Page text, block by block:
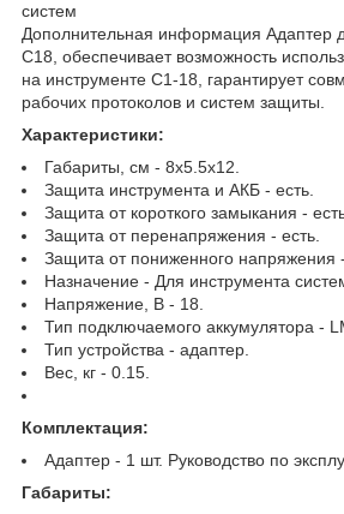
систем
Дополнительная информация Адаптер
C18, обеспечивает возможность
на инструменте С1-18, гарантирует
рабочих протоколов и систем защиты.
Характеристики:
Габариты, см - 8х5.5х12.
Защита инструмента и АКБ - есть.
Защита от короткого замыкания -
Защита от перенапряжения - есть.
Защита от пониженного напряжения
Назначение - Для инструмента
Напряжение, В - 18.
Тип подключаемого аккумулятора -
Тип устройства - адаптер.
Вес, кг - 0.15.
Комплектация:
Адаптер - 1 шт. Руководство по
Габариты: